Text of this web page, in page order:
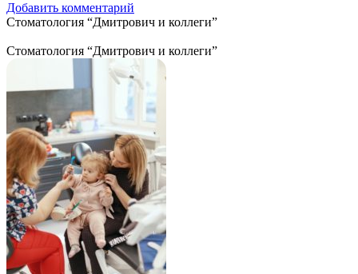
Добавить комментарий
Стоматология “Дмитрович и коллеги”
Стоматология “Дмитрович и коллеги”